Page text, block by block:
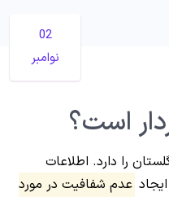
02
نوامبر
را دارد. اطلاعات
عدم شفافیت در مورد